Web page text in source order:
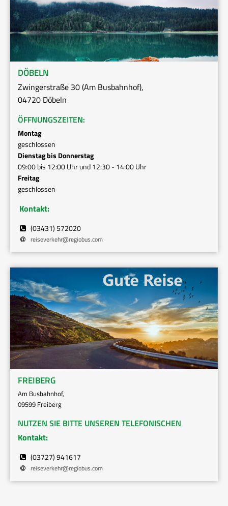
DÖBELN
Zwingerstraße 30 (Am Busbahnhof),
04720 Döbeln
ÖFFNUNGSZEITEN:
Montag
geschlossen
Dienstag bis Donnerstag
09:00 bis 12:00 Uhr und 12:30 - 14:00 Uhr
Freitag
geschlossen
Kontakt:
(03431) 572020
reiseverkehr@regiobus.com
FREIBERG
Am Busbahnhof,
09599 Freiberg
NUTZEN SIE BITTE UNSEREN TELEFONISCHEN
Kontakt:
(03727) 941617
reiseverkehr@regiobus.com